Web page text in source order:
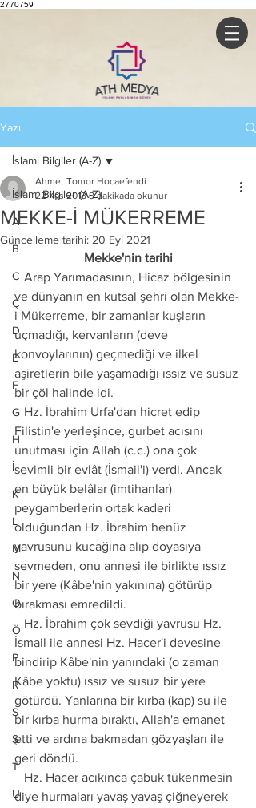
2770759
Yazı
İslami Bilgiler (A-Z)
A
B
C
Ç
D
E
F
G
H
İ
K
L
M
N
O
Ö
P
R
S
Ş
T
U
İslami Bilgiler (A-Z)
MEKKE-İ MÜKERREME
Ahmet Tomor Hocaefendi
22 Kas 2018 8 dakikada okunur
Güncelleme tarihi: 20 Eyl 2021
Mekke'nin tarihi
   Arap Yarımadasının, Hicaz bölgesinin
ve dünyanın en kutsal şehri olan Mekke-
i Mükerreme, bir zamanlar kuşların
uçmadığı, kervanların (deve
konvoylarının) geçmediği ve ilkel
aşiretlerin bile yaşamadığı ıssız ve susuz
bir çöl halinde idi.
   Hz. İbrahim Urfa'dan hicret edip
Filistin'e yerleşince, gurbet acısını
unutması için Allah (c.c.) ona çok
sevimli bir evlât (İsmail'i) verdi. Ancak
en büyük belâlar (imtihanlar)
peygamberlerin ortak kaderi
olduğundan Hz. İbrahim henüz
yavrusunu kucağına alıp doyasıya
sevmeden, onu annesi ile birlikte ıssız
bir yere (Kâbe'nin yakınına) götürüp
bırakması emredildi.
   Hz. İbrahim çok sevdiği yavrusu Hz.
İsmail ile annesi Hz. Hacer'i devesine
bindirip Kâbe'nin yanındaki (o zaman
Kâbe yoktu) ıssız ve susuz bir yere
götürdü. Yanlarına bir kırba (kap) su ile
bir kırba hurma bıraktı, Allah'a emanet
etti ve ardına bakmadan gözyaşları ile
geri döndü.
diye hurmaları yavaş yavaş çiğneyerek